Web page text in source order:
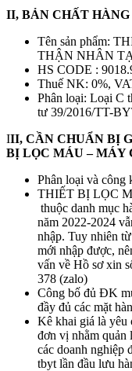
II, BẢN CHẤT HÀNG
Tên sản phẩm:
THẬN NHÂN
HS CODE :
Thuế NK: 0%,
Phân loại: Loại C
tư 39/2016/TT-
III, CẦN CHUẨN BỊ
BỊ LỌC MÁU – MÁY
Phân loại và công
THIẾT BỊ LỌC
thuộc danh mục
năm 2022-2024
nhập. Tuy nhiên
mới nhập được,
vấn về Hồ sơ xin
378 (zalo)
Công bố đủ ĐK
đầy đủ các mặt
Kê khai giá là yêu
đơn vị nhằm quản
các doanh nghiệp
tbyt lần đầu lưu